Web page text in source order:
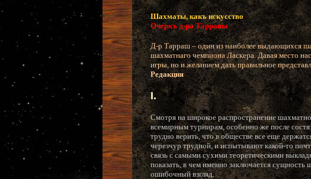
Шахматы, какъ искусство
Очеркъ д-ра Тарраша
Д-р Тарраш – один из наиболее выдающихся
шахматнаго чемпиона Ласкера. Давая место
игры, но и желанием дать правильное
Редакция
I.
Смотря на широкое распространение
всемирным турнирам, особенно же после
трудно верить, что в обществе все еще
черезчур трудной, и испытывают какой-то
связь с самыми сухими теоретическими
показать, в чем именно заключается сущность
ошибочный взгляд.